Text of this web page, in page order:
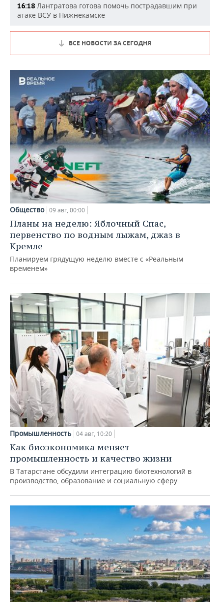
16:18 Лантратова готова помочь пострадавшим при
атаке ВСУ в Нижнекамске
ВСЕ НОВОСТИ ЗА СЕГОДНЯ
Общество 09 авг, 00:00
Планы на неделю: Яблочный Спас,
первенство по водным лыжам, джаз в
Кремле
Планируем грядущую неделю вместе с «Реальным
временем»
Промышленность 04 авг, 10:20
Как биоэкономика меняет
промышленность и качество жизни
В Татарстане обсудили интеграцию биотехнологий в
производство, образование и социальную сферу